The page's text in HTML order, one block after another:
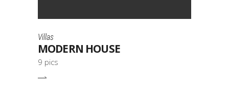
Villas
MODERN HOUSE
9 pics